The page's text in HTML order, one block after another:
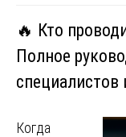
🔥 Кто
Полное
специалистов
Когда